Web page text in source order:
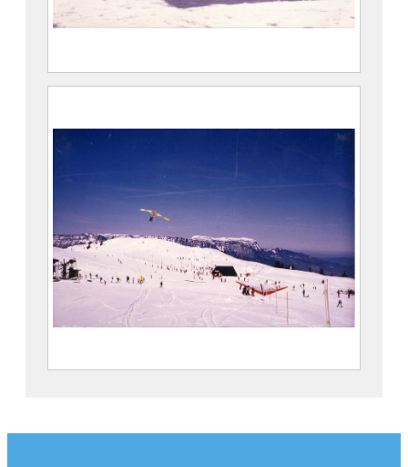
Atterrissage en deltaplane sur le
2022.3.189
Deltaplanes sur le plateau du Super